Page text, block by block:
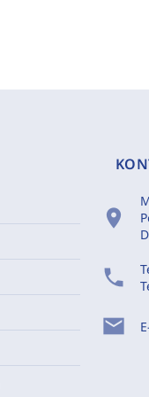
location_on
phone
mail